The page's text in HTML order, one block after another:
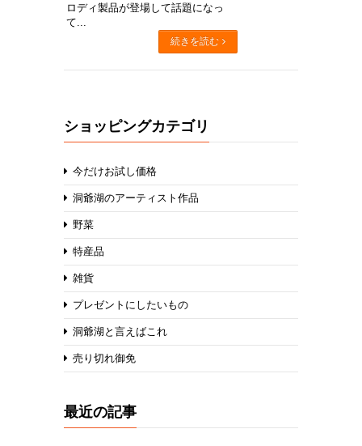
ロディ製品が登場して話題になっ
て...
続きを読む
ショッピングカテゴリ
今だけお試し価格
洞爺湖のアーティスト作品
野菜
特産品
雑貨
プレゼントにしたいもの
洞爺湖と言えばこれ
売り切れ御免
最近の記事